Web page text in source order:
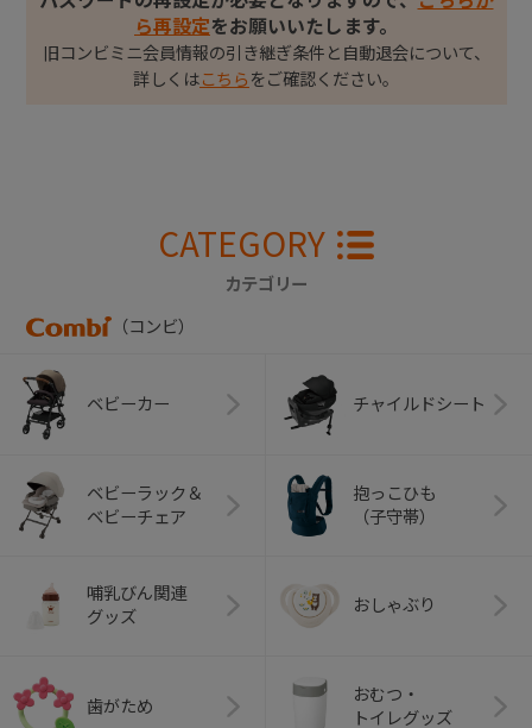
ら再設定をお願いいたします。
旧コンビミニ会員情報の引き継ぎ条件と自動退会について、
詳しくはこちら をご確認ください。
CATEGORY
カテゴリー
（コンビ）
ベビーカー チャイルドシート
ベビーラック＆
ベビーチェア
抱っこひも
（子守帯）
哺乳びん関連
グッズ
おしゃぶり
歯がため
おむつ・
トイレグッズ